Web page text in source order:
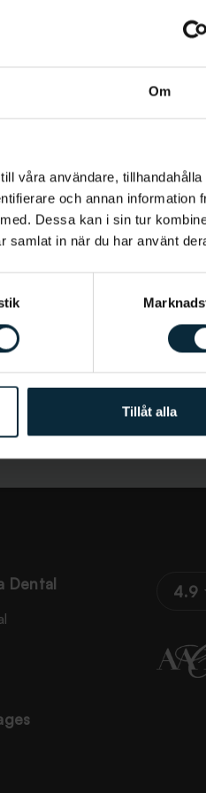
Om
våra användare,
och annan information
Dessa kan i sin tur
samlat in när du har använt
Tillåt alla
Dental 4.9